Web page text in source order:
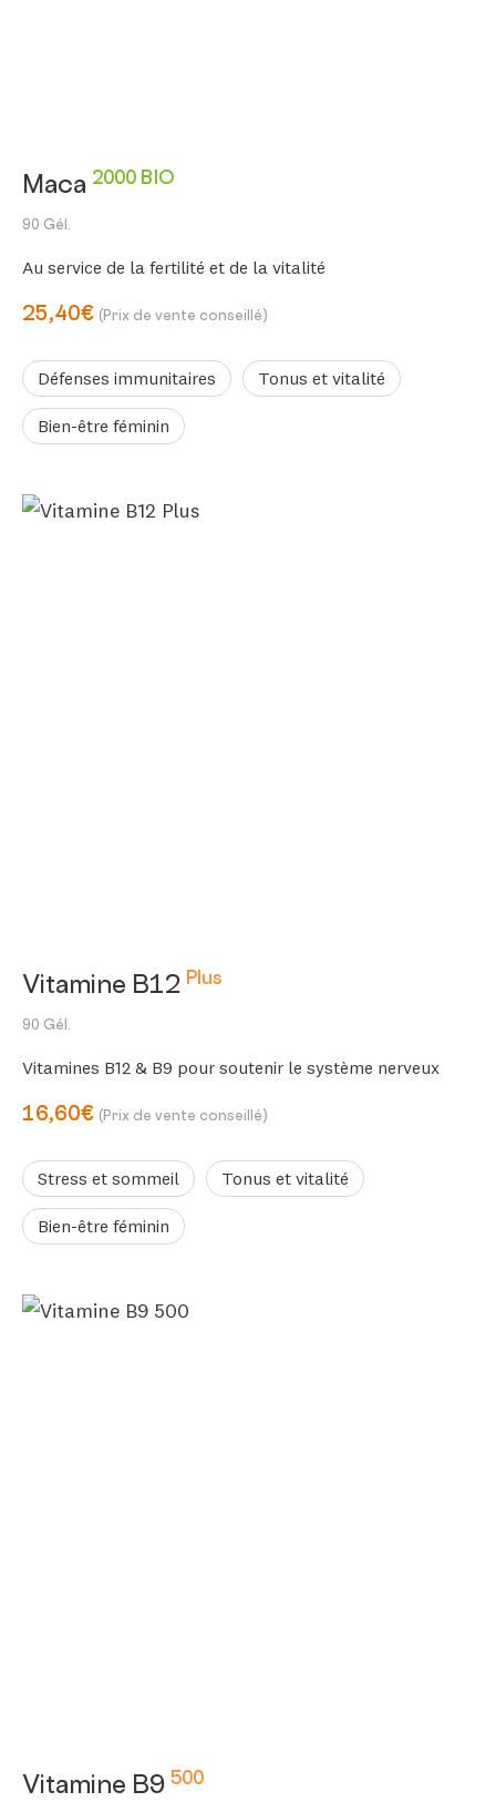
Maca 2000 BIO
90 Gél.
Au service de la fertilité et de la vitalité
25,40€ (Prix de vente conseillé)
Défenses immunitaires Tonus et vitalité
Bien-être féminin
Vitamine B12 Plus
90 Gél.
Vitamines B12 & B9 pour soutenir le système nerveux
16,60€ (Prix de vente conseillé)
Stress et sommeil Tonus et vitalité
Bien-être féminin
Vitamine B9 500